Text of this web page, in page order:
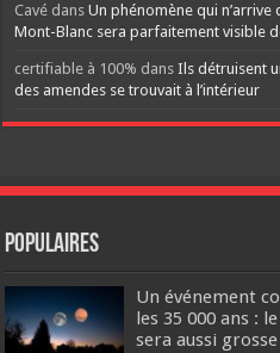
Cavé dansUn phénomène qui n’arrive
Mont-Blanc sera parfaitement visible
certifiable à 100% dansIls détruisent
des amendes se trouvait à l’intérieur
Populaires
Un événement
les 35 000 ans :
sera aussi